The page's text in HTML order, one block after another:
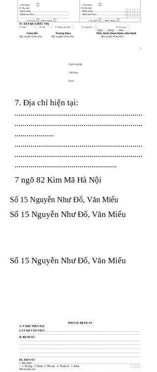
Nghề nghiệp
Việt Nam
Kinh
7. Địa chỉ hiện tại:
.................................................................
.................................................................
....................
.................................................................
.................................................................
....................................................
7 ngõ 82 Kim Mã Hà Nội
Số 15 Nguyễn Như Đổ, Văn Miếu
Số 15 Nguyễn Như Đổ, Văn Miếu
Số 15 Nguyễn Như Đổ, Văn Miếu